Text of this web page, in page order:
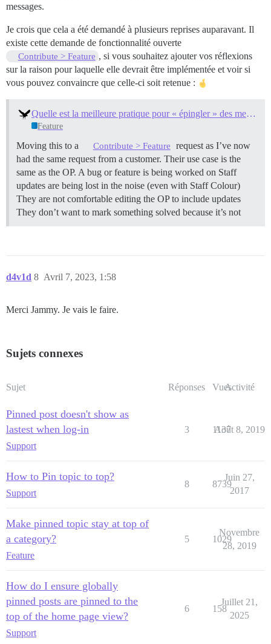
messages.
Je crois que cela a été demandé à plusieurs reprises auparavant. Il
existe cette demande de fonctionnalité ouverte
Contribute > Feature , si vous souhaitez ajouter vos réflexions
sur la raison pour laquelle elle devrait être implémentée et voir si
vous pouvez convaincre que celle-ci soit retenue :
Quelle est la meilleure pratique pour « épingler » des messages dans un sujet ?
Feature
Moving this to a Contribute > Feature
request as I’ve now
had the same request from a customer. Their use case is the
same as the OP. A bug or feature is being worked on Staff
updates are being lost in the noise (even with Staff Colour)
They are not comfortable editing the OP to include updates
They don’t want to mark something solved because it’s not
d4v1d Avril 7, 2023, 1:58
8
Merci Jammy. Je vais le faire.
Sujets connexes
Sujet Réponses VuesActivité
Pinned post doesn't show as
lastest when log-in
Support
3 1137
Août 8, 2019
How to Pin topic to top?
Support
8 8739
Juin 27,
2017
Make pinned topic stay at top of
a category?
Feature
5 1029
Novembre
28, 2019
How do I ensure globally
pinned posts are pinned to the
top of the home page view?
Support
6 158
Juillet 21,
2025